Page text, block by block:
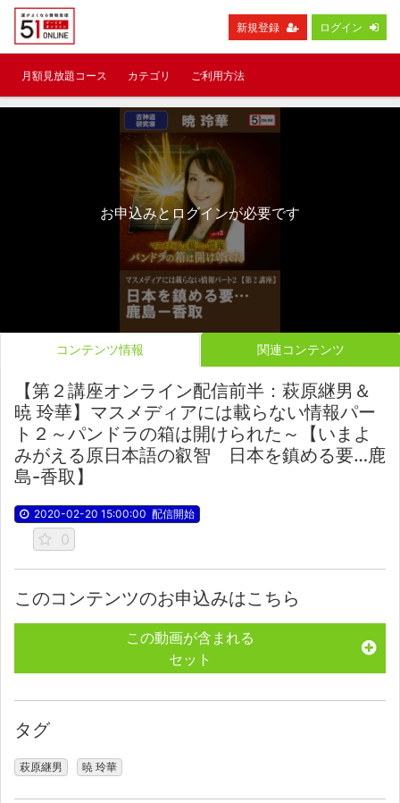
新規登録 ログイン
月額見放題コース カテゴリ ご利用方法
お申込みとログインが必要です
コンテンツ情報 関連コンテンツ
【第２講座オンライン配信前半：萩原継男＆
暁 玲華】マスメディアには載らない情報パー
ト２～パンドラの箱は開けられた～【いまよ
みがえる原日本語の叡智 日本を鎮める要…鹿
島-香取】
2020-02-20 15:00:00 配信開始
0
このコンテンツのお申込みはこちら
この動画が含まれる
セット
タグ
萩原継男 暁 玲華